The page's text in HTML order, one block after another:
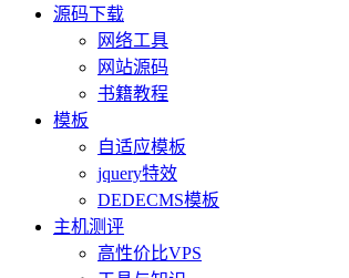
源码下载
网络工具
网站源码
书籍教程
模板
自适应模板
jquery特效
DEDECMS模板
主机测评
高性价比VPS